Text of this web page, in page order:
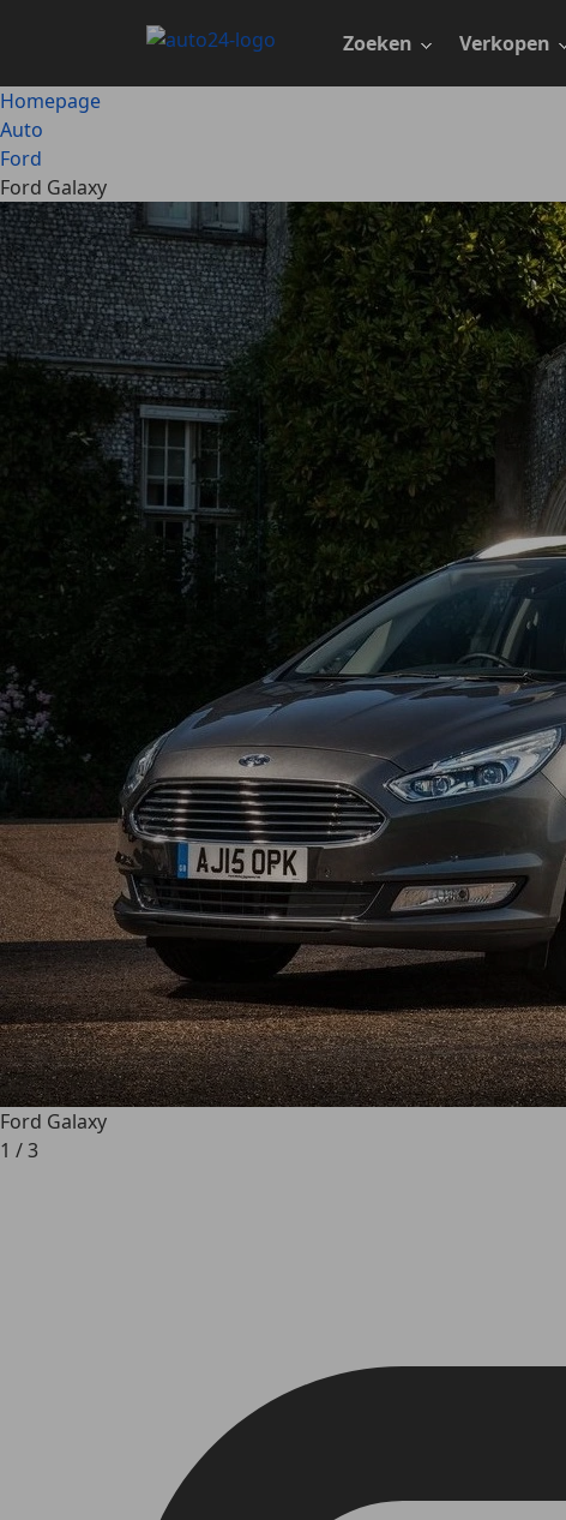
Zoeken Verkopen
Homepage
Auto
Ford
Ford Galaxy
Ford Galaxy
1 /3